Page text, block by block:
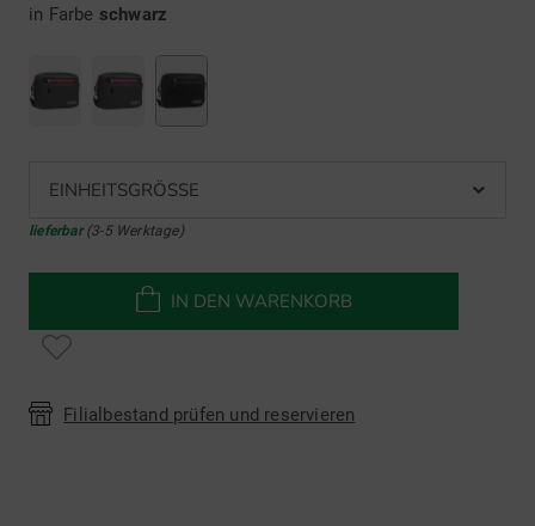
in Farbe schwarz
EINHEITSGRÖSSE
lieferbar(3-5 Werktage)
IN DEN WARENKORB
Filialbestand prüfen und reservieren